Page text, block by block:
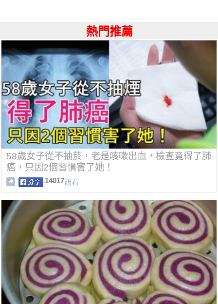
熱門推薦
58歲女子從不抽菸，老是咳嗽出血，檢查竟得了肺
癌，只因2個習慣害了她！
14017觀看